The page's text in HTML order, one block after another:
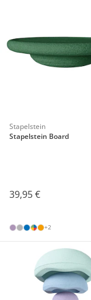
Stapelstein
Stapelstein Board
39,95 €
+2